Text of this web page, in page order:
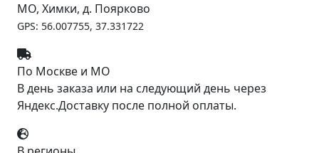
МО, Химки, д. Поярково
GPS: 56.007755, 37.331722
По Москве и МО
В день заказа или на следующий день через
Яндекс.Доставку после полной оплаты.